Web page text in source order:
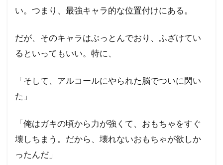
い。つまり、最強キャラ的な位置付けにある。
だが、そのキャラはぶっとんでおり、ふざけてい
るといってもいい。特に、
「そして、アルコールにやられた脳でついに閃い
た」
「俺はガキの頃から力が強くて、おもちゃをすぐ
壊しちまう。だから、壊れないおもちゃが欲しか
ったんだ」